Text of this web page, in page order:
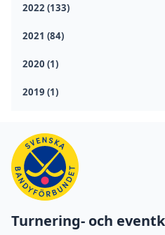
2022 (133)
2021 (84)
2020 (1)
2019 (1)
Turnering- och